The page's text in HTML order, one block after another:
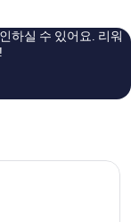
해
요,
하실 수 있어요. 리워